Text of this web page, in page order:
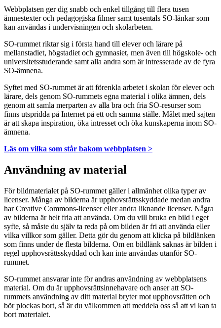
Webbplatsen ger dig snabb och enkel tillgång till flera tusen
ämnestexter och pedagogiska filmer samt tusentals SO-länkar som
kan användas i undervisningen och skolarbeten.
SO-rummet riktar sig i första hand till elever och lärare på
mellanstadiet, högstadiet och gymnasiet, men även till högskole- och
universitetsstuderande samt alla andra som är intresserade av de fyra
SO-ämnena.
Syftet med SO-rummet är att förenkla arbetet i skolan för elever och
lärare, dels genom SO-rummets egna material i olika ämnen, dels
genom att samla merparten av alla bra och fria SO-resurser som
finns utspridda på Internet på ett och samma ställe. Målet med sajten
är att skapa inspiration, öka intresset och öka kunskaperna inom SO-
ämnena.
Läs om vilka som står bakom webbplatsen >
Användning av material
För bildmaterialet på SO-rummet gäller i allmänhet olika typer av
licenser. Många av bilderna är upphovsrättsskyddade medan andra
har Creative Commons-licenser eller andra liknande licenser. Några
av bilderna är helt fria att använda. Om du vill bruka en bild i eget
syfte, så måste du själv ta reda på om bilden är fri att använda eller
vilka villkor som gäller. Detta gör du genom att klicka på bildlänken
som finns under de flesta bilderna. Om en bildlänk saknas är bilden i
regel upphovsrättsskyddad och kan inte användas utanför SO-
rummet.
SO-rummet ansvarar inte för andras användning av webbplatsens
material. Om du är upphovsrättsinnehavare och anser att SO-
rummets användning av ditt material bryter mot upphovsrätten och
bör plockas bort, så är du välkommen att meddela oss så att vi kan ta
bort materialet.